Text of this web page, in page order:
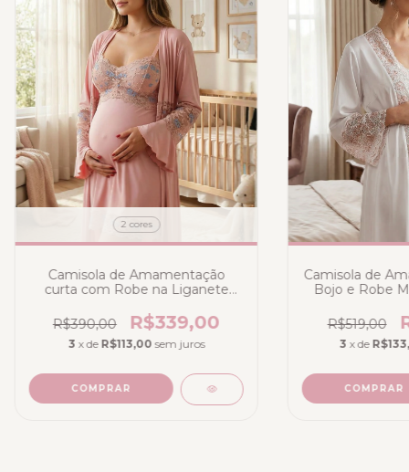
2 cores
Camisola de Amamentação
curta com Robe na Liganete
com renda bicolor
R$390,00 R$339,00
3 x de R$113,00 sem juros
COMPRAR
Camisola de
Bojo e Robe
Bicolor
R$519,00
3 x de
COMPRAR